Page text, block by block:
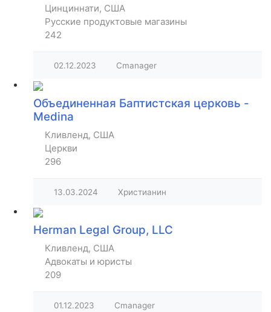
Цинциннати, США
Русские продуктовые магазины
242
02.12.2023 Cmanager
Объединенная Баптистская церковь -
Medina
Кливленд, США
Церкви
296
13.03.2024 Христианин
Herman Legal Group, LLC
Кливленд, США
Адвокаты и юристы
209
01.12.2023 Cmanager